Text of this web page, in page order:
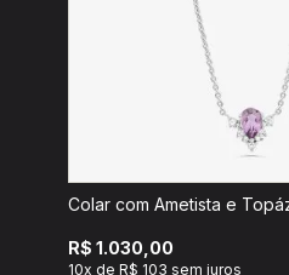
Colar com Ametista e
R$ 1.030,00
10x de R$ 103 sem juros